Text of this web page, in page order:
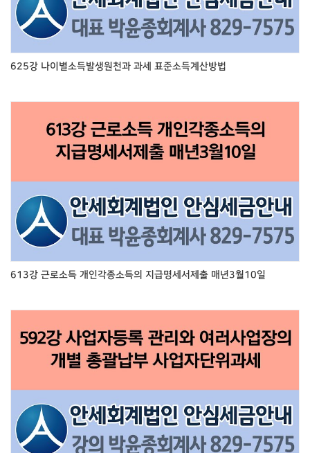
625강 나이별소득발생원천과 과세 표준소득계산방법
613강 근로소득 개인각종소득의 지급명세서제출 매년3월10일